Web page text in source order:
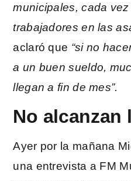
municipales, cada
trabajadores en las
aclaró que “si no
a un buen sueldo,
llegan a fin de mes”.
No alcanzan
Ayer por la mañana
una entrevista a FM